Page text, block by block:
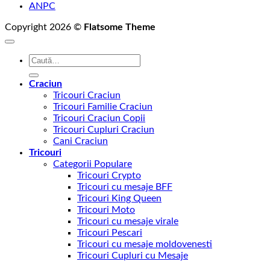
ANPC
Copyright 2026 © Flatsome Theme
Caută
Craciun
Tricouri Craciun
Tricouri Familie Craciun
Tricouri Craciun Copii
Tricouri Cupluri Craciun
Cani Craciun
Tricouri
Categorii Populare
Tricouri Crypto
Tricouri cu mesaje BFF
Tricouri King Queen
Tricouri Moto
Tricouri cu mesaje virale
Tricouri Pescari
Tricouri cu mesaje moldovenesti
Tricouri Cupluri cu Mesaje